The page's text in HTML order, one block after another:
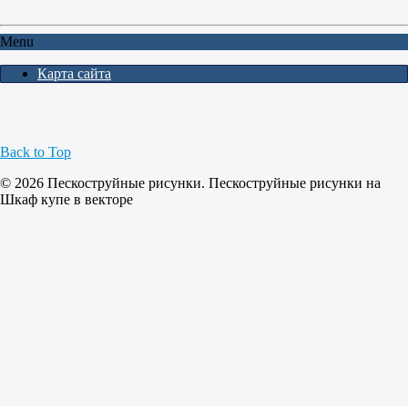
Menu
Карта сайта
Back to Top
© 2026 Пескоструйные рисунки. Пескоструйные рисунки на
Шкаф купе в векторе